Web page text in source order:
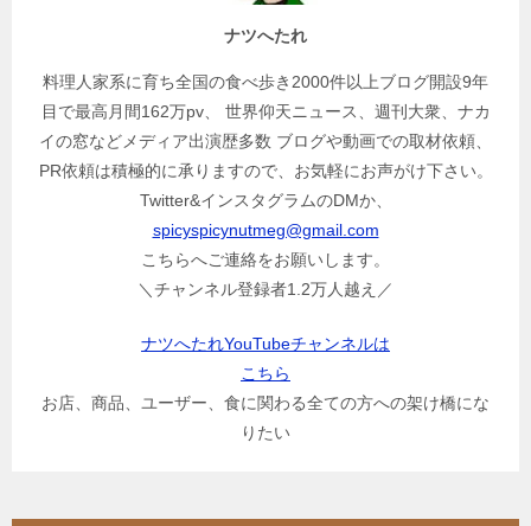
ナツへたれ
料理人家系に育ち全国の食べ歩き2000件以上ブログ開設9年
目で最高月間162万pv、 世界仰天ニュース、週刊大衆、ナカ
イの窓などメディア出演歴多数 ブログや動画での取材依頼、
PR依頼は積極的に承りますので、お気軽にお声がけ下さい。
Twitter&インスタグラムのDMか、
spicyspicynutmeg@gmail.com
こちらへご連絡をお願いします。
＼チャンネル登録者1.2万人越え／
ナツへたれYouTubeチャンネルは
こちら
お店、商品、ユーザー、食に関わる全ての方への架け橋にな
りたい